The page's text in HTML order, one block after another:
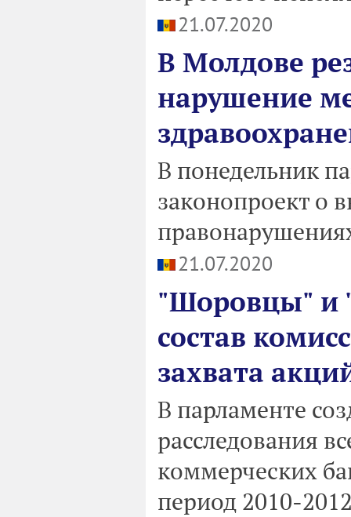
21.07.2020
В Молдове
нарушение
В понедельник
законопроект о
21.07.2020
"Шоровцы" и
состав
захвата
В парламенте
расследования
коммерческих
период 2010-